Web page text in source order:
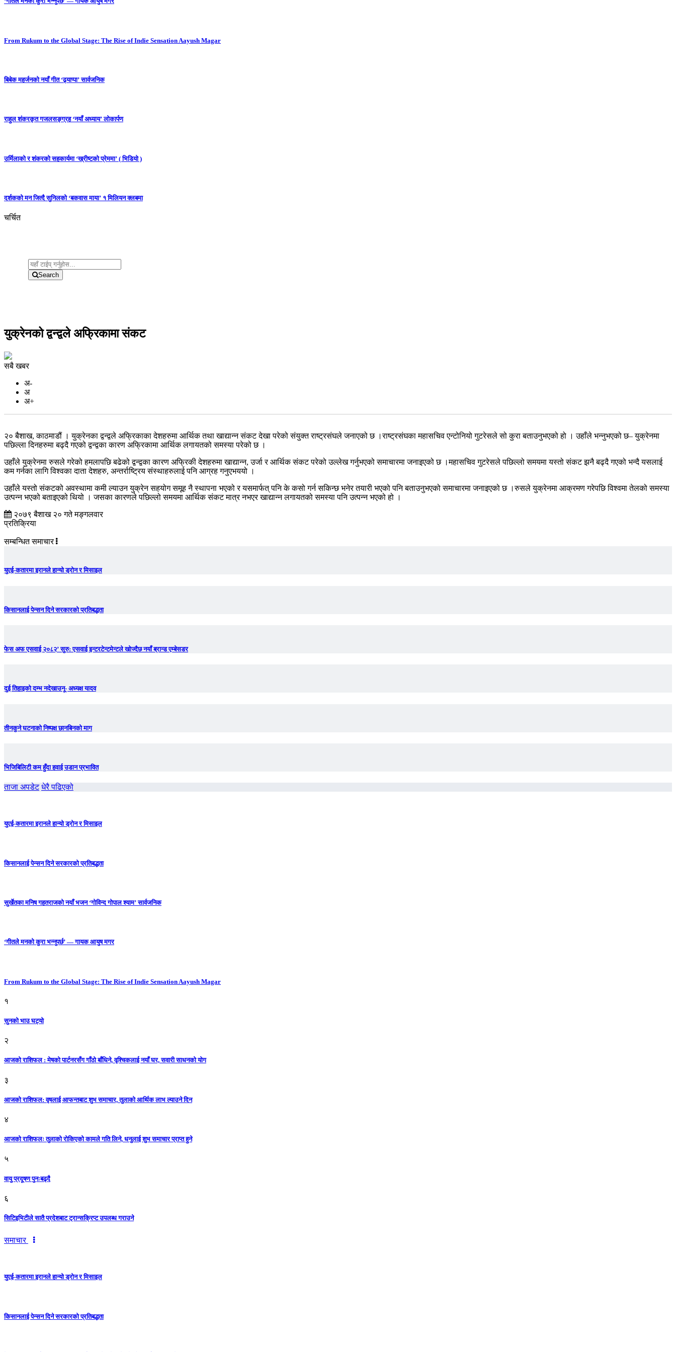
From Rukum to the Global Stage: The Rise of Indie Sensation Aayush Magar
बिबेक महर्जनको नयाँ गीत ‘ढ्याप्पा’ सार्वजनिक
राहुल शंकरकृत गजलसङ्ग्रह ‘नयाँ अध्याय’ लोकार्पण
उर्मिलाको र शंकरको सहकार्यमा ‘ख्रीष्टको प्रेममा’ ( भिडियो )
दर्शकको मन जित्दै सुनिलको ‘बकवास माया’ १ मिलियन क्लबमा
चर्चित
Search
युक्रेनको द्वन्द्वले अफ्रिकामा संकट
सबै खबर
अ-
अ
अ+
२० बैशाख, काठमाडौं । युक्रेनका द्वन्द्वले अफ्रिकाका देशहरुमा आर्थिक तथा खाद्यान्न संकट देखा परेको संयुक्त राष्ट्रसंघले जनाएको छ ।राष्ट्रसंघका महासचिव एन्टोनियो गुटरेसले सो कुरा बताउनुभएको हो । उहाँले भन्नुभएको छ– युक्रेनमा
पछिल्ला दिनहरुमा बढ्दै गएको द्वन्द्वका कारण अफ्रिकामा आर्थिक लगायतको समस्या परेको छ ।
उहाँले युक्रेनमा रुसले गरेको हमलापछि बढेको द्वन्द्वका कारण अफ्रिकी देशहरुमा खाद्यान्न, उर्जा र आर्थिक संकट परेको उल्लेख गर्नुभएको समाचारमा जनाइएको छ ।महासचिव गुटरेसले पछिल्लो समयमा यस्तो संकट झनै बढ्दै गएको भन्दै यसलाई
कम गर्नका लागि विश्वका दाता देशहरु, अन्तर्राष्ट्रिय संस्थाहरुलाई पनि आग्रह गनुएभययो ।
उहाँले यस्तो संकटको अवस्थामा कमी ल्याउन युक्रेन सहयोग समूह नै स्थापना भएको र यसमार्फत् पनि के कसो गर्न सकिन्छ भनेर तयारी भएको पनि बताउनुभएको समाचारमा जनाइएको छ ।रुसले युक्रेनमा आक्रमण गरेपछि विश्वमा तेलको समस्या
उत्पन्न भएको बताइएको थियो । जसका कारणले पछिल्लो समयमा आर्थिक संकट मात्र नभएर खाद्यान्न लगायतको समस्या पनि उत्पन्न भएको हो ।
२०७९ बैशाख २० गते मङ्गलवार
प्रतिक्रिया
सम्बन्धित समाचार
युएई-कतारमा इरानले हान्यो ड्रोन र मिसाइल
किसानलाई पेन्सन दिने सरकारको प्रतिबद्धता
फेस अफ एसवाई २०८२’ सुरु: एसवाई इन्टरटेन्टमेन्टले खोज्दैछ नयाँ ब्रान्ड एम्बेसडर
दुई तिहाइको दम्भ नदेखाउनू- अध्यक्ष यादव
तीनकुने घटनाकाे निष्पक्ष छानबिनकाे माग
भिजिबिलिटी कम हुँदा हवाई उडान प्रभावित
ताजा अपडेट धेरै पढिएको
युएई-कतारमा इरानले हान्यो ड्रोन र मिसाइल
किसानलाई पेन्सन दिने सरकारको प्रतिबद्धता
सुर्खेतका मनिष गहतराजको नयाँ भजन ‘गोविन्द गोपाल श्याम’ सार्वजनिक
‘गीतले मनको कुरा भन्नुपर्छ’ — गायक आयुष मगर
From Rukum to the Global Stage: The Rise of Indie Sensation Aayush Magar
१
सुनको भाउ घट्याे
२
आजको राशिफल : मेषको पार्टनरसँग गाँठो बाँधिने, वृश्चिकलाई नयाँ घर, सवारी साधनकाे याेग
३
आजकाे राशिफल: वृषलाई आफन्तबाट शुभ समाचार, तुलाकाे आर्थिक लाभ ल्याउने दिन
४
आजको राशिफलः तुलाकाे रोकिएको कामले गति लिने, धनुलाई शुभ समाचार प्राप्त हुने
५
वायु प्रदूषण पुनःबढ्दै
६
सिटिइभिटीले सातै प्रदेशबाट ट्रान्सक्रिप्ट उपलब्ध गराउने
समाचार
युएई-कतारमा इरानले हान्यो ड्रोन र मिसाइल
किसानलाई पेन्सन दिने सरकारको प्रतिबद्धता